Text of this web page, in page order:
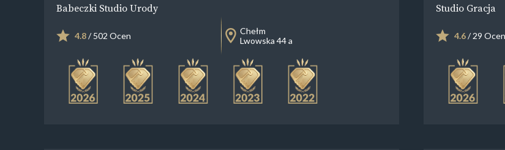
Babeczki Studio Urody
4.8/ 502 Ocen
Chełm
Lwowska 44 a
Studio Gracja
4.6/ 29 Ocen